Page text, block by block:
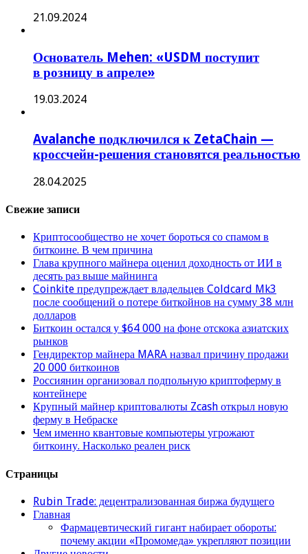
21.09.2024
Основатель Mehen: «USDM поступит
в розницу в апреле»
19.03.2024
Avalanche подключился к ZetaChain —
кроссчейн-решения становятся реальностью
28.04.2025
Свежие записи
Криптосообщество не хочет бороться со спамом в
биткоине. В чем причина
Глава крупного майнера оценил доходность от ИИ в
десять раз выше майнинга
Coinkite предупреждает владельцев Coldcard Mk3
после сообщений о потере биткойнов на сумму 38 млн
долларов
Биткоин остался у $64 000 на фоне отскока азиатских
рынков
Гендиректор майнера MARA назвал причину продажи
20 000 биткоинов
Россиянин организовал подпольную криптоферму в
контейнере
Крупный майнер криптовалюты Zcash открыл новую
ферму в Небраске
Чем именно квантовые компьютеры угрожают
биткоину. Насколько реален риск
Страницы
Rubin Trade: децентрализованная биржа будущего
Главная
Фармацевтический гигант набирает обороты:
почему акции «Промомеда» укрепляют позиции